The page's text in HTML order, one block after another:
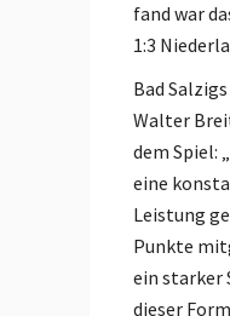
fand war
1:3
Bad
Walter
dem Spiel:
eine
Leistung
Punkte
ein starker
dieser